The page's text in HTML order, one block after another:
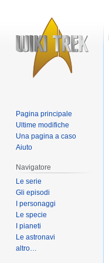
Pagina principale
Ultime modifiche
Una pagina a caso
Aiuto
Navigatore
Le serie
Gli episodi
I personaggi
Le specie
I pianeti
Le astronavi
altro…